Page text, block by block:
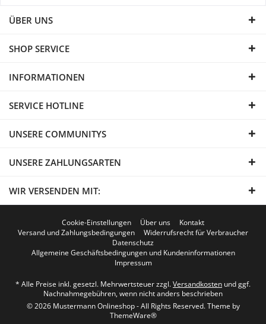
ÜBER UNS
SHOP SERVICE
INFORMATIONEN
SERVICE HOTLINE
UNSERE COMMUNITYS
UNSERE ZAHLUNGSARTEN
WIR VERSENDEN MIT:
Cookie-Einstellungen Über uns
Kontakt
Versand und Zahlungsbedingungen
Widerrufsrecht für Verbraucher
Datenschutz
Allgemeine Geschäftsbedingungen und Kundeninformationen
Impressum
* Alle Preise inkl. gesetzl. Mehrwertsteuer zzgl.Versandkosten und ggf.
Nachnahmegebühren, wenn nicht anders beschrieben
© 2026 Mustermann Onlineshop - All Rights Reserved. Theme by
ThemeWare®